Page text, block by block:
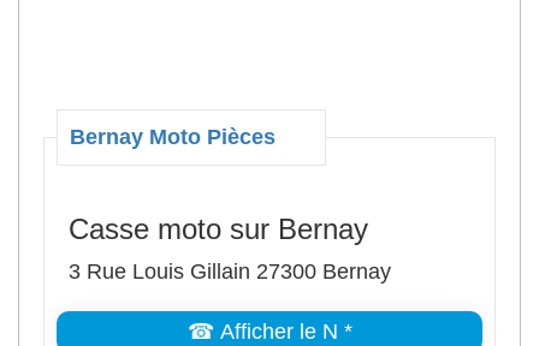
Bernay Moto Pièces
Casse moto sur Bernay
3 Rue Louis Gillain 27300 Bernay
☎ Afficher le N *